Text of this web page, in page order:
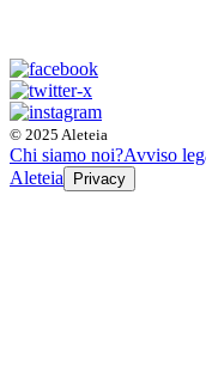
© 2025 Aleteia
Chi siamo noi?Avviso
Aleteia
Privacy